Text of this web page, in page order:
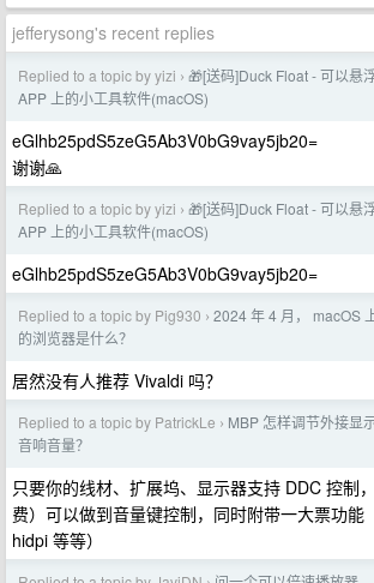
jefferysong's recent replies
Replied to a topic by yizi › 🎁[送码]Duck Float - 可以悬
APP 上的小工具软件(macOS)
eGlhb25pdS5zeG5Ab3V0bG9vay5jb20=
谢谢🙏
Replied to a topic by yizi › 🎁[送码]Duck Float - 可以悬
APP 上的小工具软件(macOS)
eGlhb25pdS5zeG5Ab3V0bG9vay5jb20=
Replied to a topic by Pig930 › 2024 年 4 月， macOS
的浏览器是什么？
居然没有人推荐 Vivaldi 吗？
Replied to a topic by PatrickLe › MBP 怎样调节外接显
音响音量？
只要你的线材、扩展坞、显示器支持 DDC 控制
费）可以做到音量键控制，同时附带一大票功能
hidpi 等等）